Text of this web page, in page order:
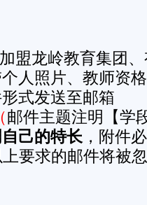
龙岭教育集团、
人照片、教师资
式发送至邮箱
（邮件主题注明【学
己的特长 ，附件
要求的邮件将被